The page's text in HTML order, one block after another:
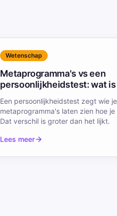
Wetenschap
Metaprogramma's vs een
persoonlijkheidstest: wat
Een persoonlijkheidstest zegt wie
metaprogramma's laten zien hoe
Dat verschil is groter dan het lijkt.
Lees meer